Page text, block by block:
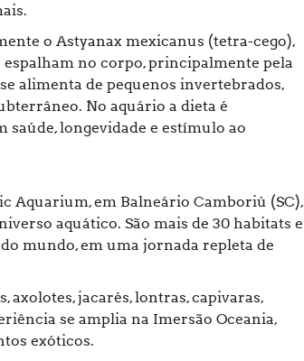
o Astyanax mexicanus (tetra-cego),
no corpo, principalmente pela
alimenta de pequenos invertebrados,
No aquário a dieta é
saúde, longevidade e estímulo ao
Aquarium, em Balneário Camboriú (SC),
aquático. São mais de 30 habitats e
do mundo, em uma jornada repleta de
axolotes, jacarés, lontras, capivaras,
se amplia na Imersão Oceania,
exóticos.